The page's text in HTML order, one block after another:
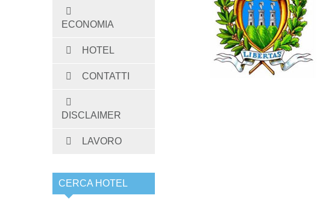
ECONOMIA
HOTEL
CONTATTI
DISCLAIMER
LAVORO
CERCA HOTEL